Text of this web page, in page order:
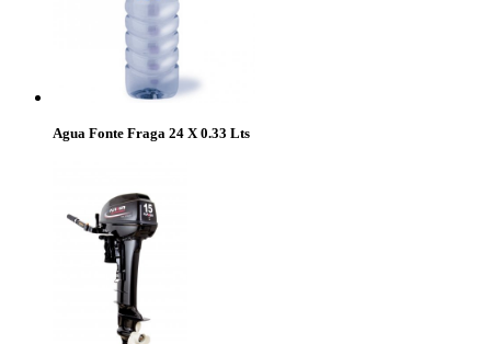
Agua Fonte Fraga 24 X 0.33 Lts